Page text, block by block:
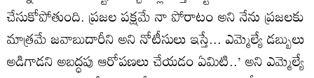
చేసుకోపోతుంది. ప్రజల పక్షమే నా పోరాటం అని నేను ప్రజలకు
మాత్రమే జవాబుదారీని అని నోటీసులు ఇస్తే... ఎమ్మెల్యే డబ్బులు
అడిగాడని అబద్ధపు ఆరోపణలు చేయడం ఏమిటి..’ అని ఎమ్మెల్యే